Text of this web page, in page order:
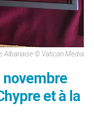
Albanaise © Vatican Media
et à la